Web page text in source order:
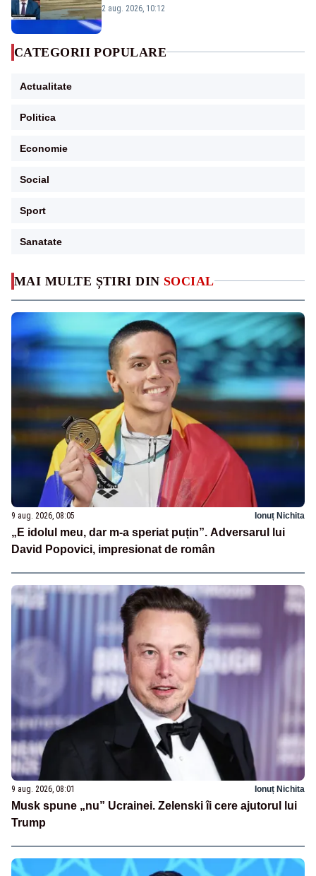
MAI MULTE ȘTIRI DIN SOCIAL
9 aug. 2026, 08:05 Ionuț Nichita
„E idolul meu, dar m-a speriat puțin”. Adversarul lui
David Popovici, impresionat de român
9 aug. 2026, 08:01 Ionuț Nichita
Musk spune „nu” Ucrainei. Zelenski îi cere ajutorul lui
Trump
protejăm și natura, dar nu șținem omaneii
2 aug. 2026, 10:12
CATEGORII POPULARE
Actualitate
Politica
Economie
Social
Sport
Sanatate